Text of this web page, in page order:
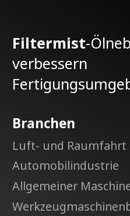
Filtermist-
verbessern
Branchen
Luft- und Raumfahrt
Automobilindustrie
Allgemeiner